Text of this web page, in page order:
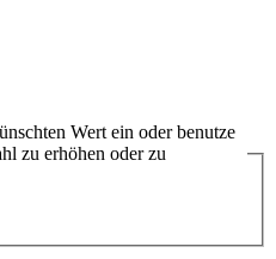
Wert ein oder benutze
zu erhöhen oder zu